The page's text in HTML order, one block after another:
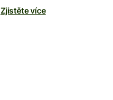
Zjistěte více